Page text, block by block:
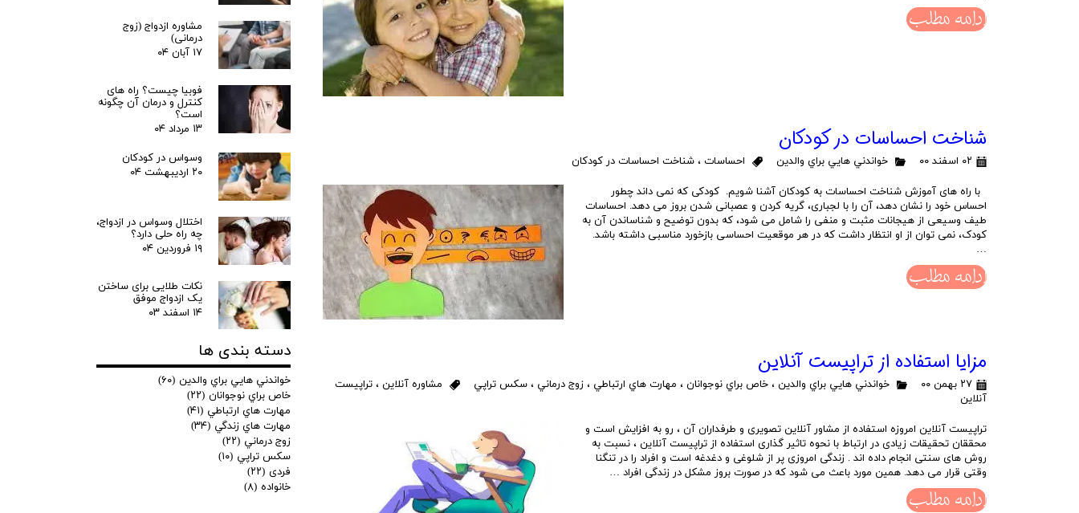
ادامه مطلب
شناخت احساسات در كودكان
۰۲ اسفند ۰۰ خواندني هايي براي والدين احساسات ، شناخت احساسات در كودكان
با راه های آموزش شناخت احساسات به کودکان آشنا شویم. کودکی که نمی داند چطور
احساس خود را نشان دهد، آن را با لجباری، گریه کردن و عصبانی شدن بروز می دهد. احساسات
طیف وسیعی از هیجانات مثبت و منفی را شامل می شود، که بدون توضیح و شناساندن آن به
کودک، نمی توان از او انتظار داشت که در هر موقعیت احساسی بازخورد مناسبی داشته باشد.
…
ادامه مطلب
مزایا استفاده از تراپیست آنلاین
۲۷ بهمن ۰۰ خواندني هايي براي والدين ، خاص براي نوجوانان ، مهارت هاي ارتباطي ، زوج درماني ، سكس تراپي مشاوره آنلاين ، تراپيست
آنلاين
تراپیست آنلاین امروزه استفاده از مشاور آنلاین تصویری و طرفداران آن ، رو به افزایش است و
محققان تحقیقات زیادی در ارتباط با نحوه تاثیر گذاری استفاده از تراپیست آنلاین ، نسبت به
روش های سنتی انجام داده اند . زندگی امروزی پر از شلوغی و دغدغه است و افراد را در تنگنا
وقتی قرار می دهد. همین مورد باعث می شود که در صورت بروز مشکل در زندگی افراد …
ادامه مطلب
مشاوره ازدواج (زوج
درمانی)
۱۷ آبان ۰۴
فوبیا چیست؟ راه های
کنترل و درمان آن چگونه
است؟
۱۳ مرداد ۰۴
وسواس در کودکان
۲۰ اردیبهشت ۰۴
اختلال وسواس در ازدواج،
چه راه حلی دارد؟
۱۹ فروردین ۰۴
نکات طلایی برای ساختن
یک ازدواج موفق
۱۴ اسفند ۰۳
دسته بندی ها
خواندني هايي براي والدين (۶۰)
خاص براي نوجوانان (۲۲)
مهارت هاي ارتباطي (۴۱)
مهارت هاي زندگي (۳۴)
زوج درماني (۲۲)
سكس تراپي (۱۰)
فردی (۲۲)
خانواده (۸)